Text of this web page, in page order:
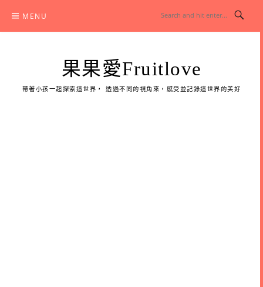
content
MENU
果果愛Fruitlove
帶著小孩一起探索這世界， 透過不同的視角來，感受並記錄這世界的美好